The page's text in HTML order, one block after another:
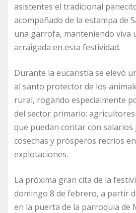
asistentes el tradicional
acompañado de la estampa de
una garrofa, manteniendo viva
arraigada en esta festividad.
Durante la eucaristía se elevó
al santo protector de los
rural, rogando especialmente
del sector primario:
que puedan contar con salarios
cosechas y prósperos recríos
explotaciones.
La próxima gran cita de la
domingo 8 de febrero, a partir
en la puerta de la parroquia de